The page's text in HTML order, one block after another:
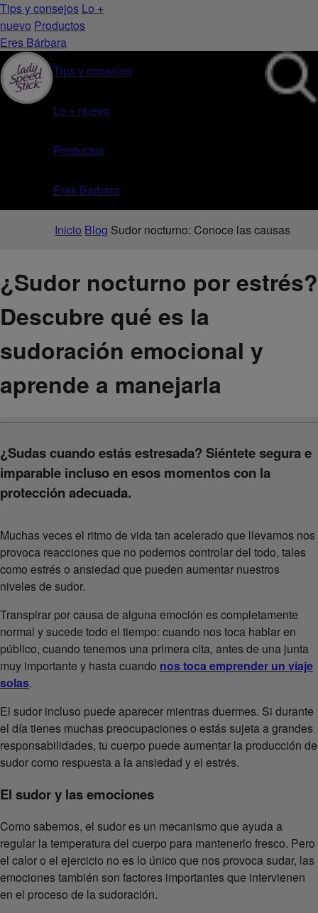
Tips y consejos Lo +
nuevo Productos
Eres Bárbara
Tips y consejos
Lo + nuevo
Productos
Eres Bárbara
Inicio Blog Sudor nocturno: Conoce las causas
¿Sudor nocturno por estrés?
Descubre qué es la
sudoración emocional y
aprende a manejarla
¿Sudas cuando estás estresada? Siéntete segura e
imparable incluso en esos momentos con la
protección adecuada.
Muchas veces el ritmo de vida tan acelerado que llevamos nos
provoca reacciones que no podemos controlar del todo, tales
como estrés o ansiedad que pueden aumentar nuestros
niveles de sudor.
Transpirar por causa de alguna emoción es completamente
normal y sucede todo el tiempo: cuando nos toca hablar en
público, cuando tenemos una primera cita, antes de una junta
muy importante y hasta cuando nos toca emprender un viaje
solas.
El sudor incluso puede aparecer mientras duermes. Si durante
el día tienes muchas preocupaciones o estás sujeta a grandes
responsabilidades, tu cuerpo puede aumentar la producción de
sudor como respuesta a la ansiedad y el estrés.
El sudor y las emociones
Como sabemos, el sudor es un mecanismo que ayuda a
regular la temperatura del cuerpo para mantenerlo fresco. Pero
el calor o el ejercicio no es lo único que nos provoca sudar, las
emociones también son factores importantes que intervienen
en el proceso de la sudoración.